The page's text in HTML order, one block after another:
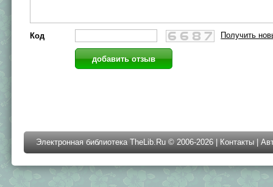
Код Получить
Электронная библиотека TheLib.Ru © 2006-2026 | Контакты |